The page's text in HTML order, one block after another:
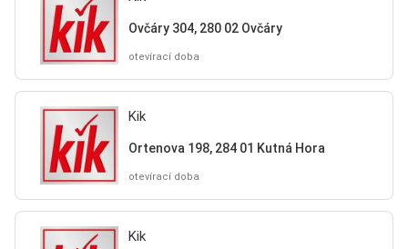
Ovčáry 304, 280 02 Ovčáry
otevírací doba
Kik
Ortenova 198, 284 01 Kutná Hora
otevírací doba
Kik